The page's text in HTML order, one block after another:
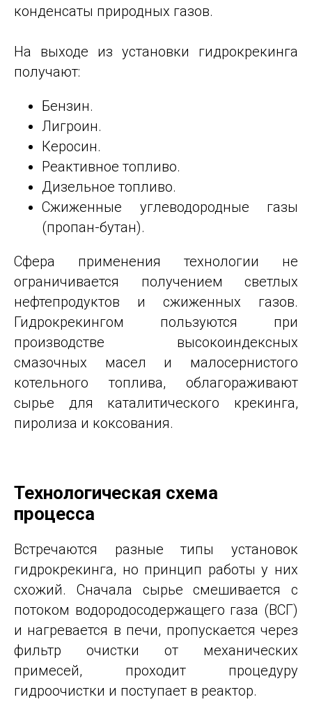
конденсаты природных газов.
На выходе из установки гидрокрекинга
получают:
Бензин.
Лигроин.
Керосин.
Реактивное топливо.
Дизельное топливо.
Сжиженные углеводородные газы
(пропан-бутан).
Сфера применения технологии не
ограничивается получением светлых
нефтепродуктов и сжиженных газов.
Гидрокрекингом пользуются при
производстве высокоиндексных
смазочных масел и малосернистого
котельного топлива, облагораживают
сырье для каталитического крекинга,
пиролиза и коксования.
Технологическая схема
процесса
Встречаются разные типы установок
гидрокрекинга, но принцип работы у них
схожий. Сначала сырье смешивается с
потоком водородосодержащего газа (ВСГ)
и нагревается в печи, пропускается через
фильтр очистки от механических
примесей, проходит процедуру
гидроочистки и поступает в реактор.